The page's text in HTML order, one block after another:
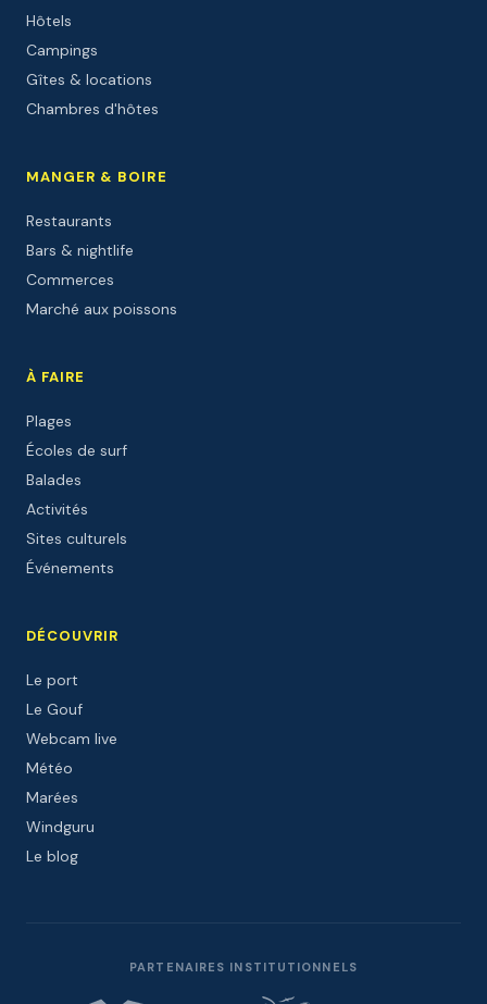
Hôtels
Campings
Gîtes & locations
Chambres d'hôtes
MANGER & BOIRE
Restaurants
Bars & nightlife
Commerces
Marché aux poissons
À FAIRE
Plages
Écoles de surf
Balades
Activités
Sites culturels
Événements
DÉCOUVRIR
Le port
Le Gouf
Webcam live
Météo
Marées
Windguru
Le blog
PARTENAIRES INSTITUTIONNELS